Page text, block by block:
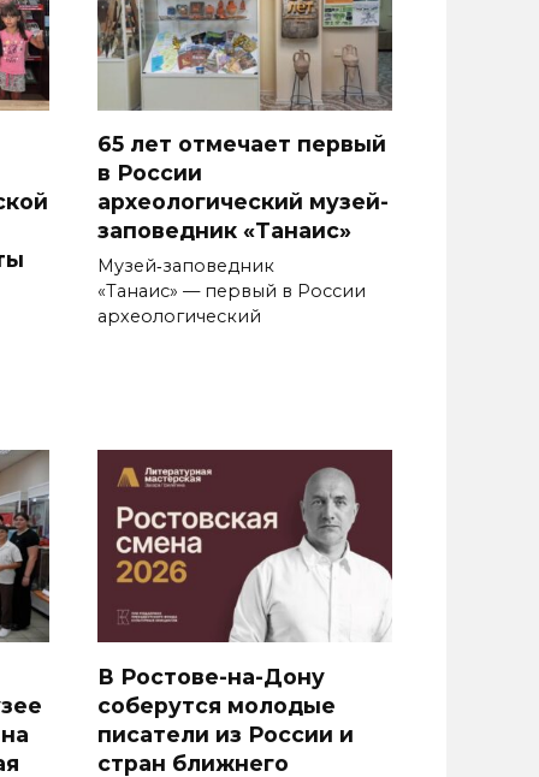
65 лет отмечает первый
в России
археологический музей-
заповедник «Танаис»
Музей‑заповедник
«Танаис» — первый в России
археологический
В Ростове-на-Дону
соберутся молодые
писатели из России и
стран ближнего